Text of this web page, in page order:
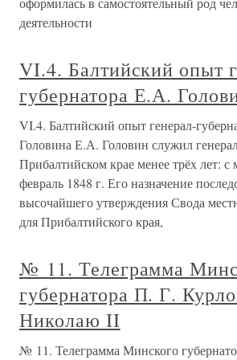
деятельности
VI.4. Балтийский опыт
губернатора Е.А.
VI.4. Балтийский опыт генерал-
Головина Е.А. Головин служил
Прибалтийском крае менее трёх лет: с
февраль 1848 г. Его назначение
высочайшего утверждения Свода
для Прибалтийского края,
№ 11. Телеграмма
губернатора П. Г.
Николаю II
№ 11. Телеграмма Минского